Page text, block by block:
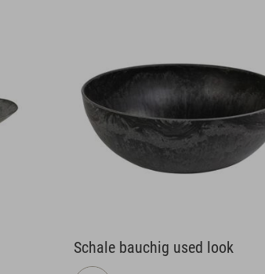
Schale bauchig used look